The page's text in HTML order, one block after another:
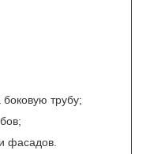
трубу;
фасадов.